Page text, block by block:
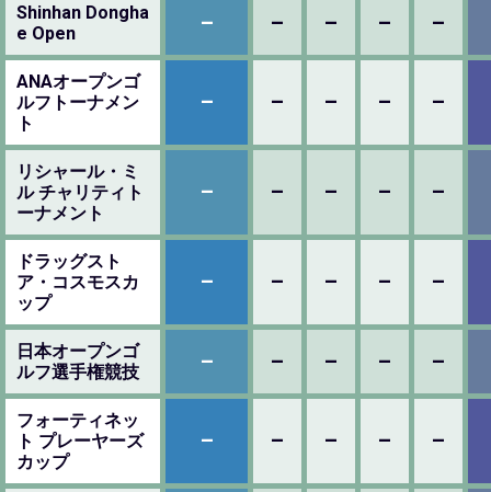
Shinhan Dongha
e Open
– – – – –
ANAオープンゴ
ルフトーナメン
ト
– – – – –
リシャール・ミ
ル チャリティト
ーナメント
– – – – –
ドラッグスト
ア・コスモスカ
ップ
– – – – –
日本オープンゴ
ルフ選手権競技
– – – – –
フォーティネッ
ト プレーヤーズ
カップ
– – – – –